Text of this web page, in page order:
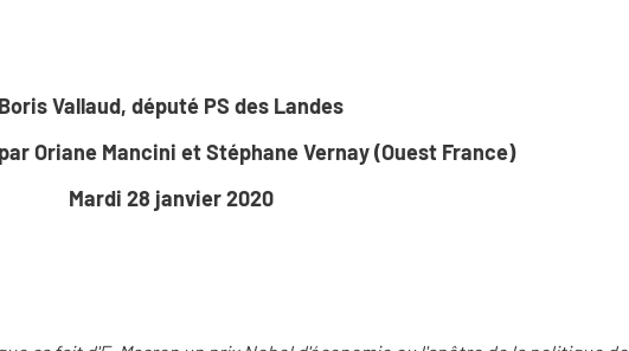
Boris Vallaud, député PS des Landes
Oriane Mancini et Stéphane Vernay (Ouest France)
Mardi 28 janvier 2020